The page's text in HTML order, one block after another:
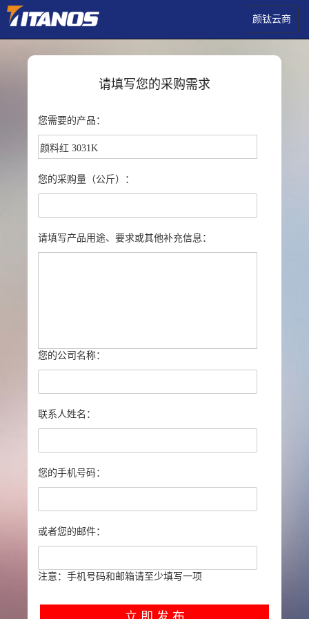
颜钛云商
请填写您的采购需求
您需要的产品：
您的采购量（公斤）：
请填写产品用途、要求或其他补充信息：
您的公司名称：
联系人姓名：
您的手机号码：
或者您的邮件：
注意：手机号码和邮箱请至少填写一项